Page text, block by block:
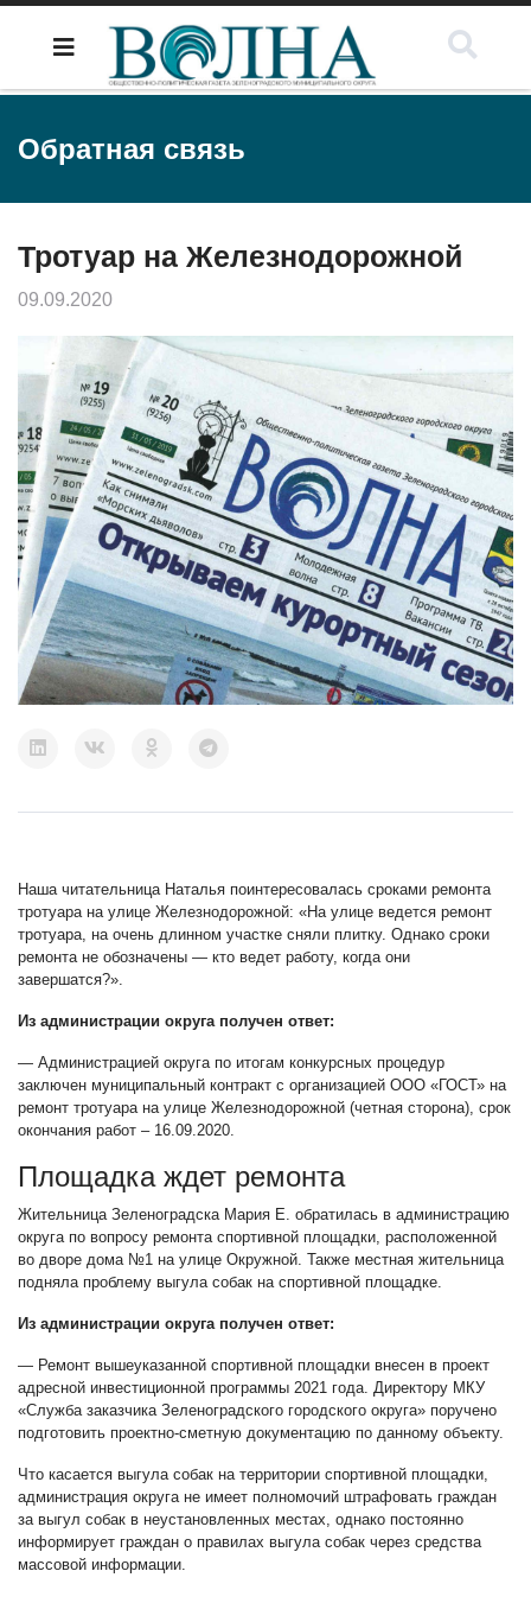
Обратная связь
Тротуар на Железнодорожной
09.09.2020
Наша читательница Наталья поинтересовалась сроками ремонта
тротуара на улице Железнодорожной: «На улице ведется ремонт
тротуара, на очень длинном участке сняли плитку. Однако сроки
ремонта не обозначены — кто ведет работу, когда они
завершатся?».
Из администрации округа получен ответ:
— Администрацией округа по итогам конкурсных процедур
заключен муниципальный контракт с организацией ООО «ГОСТ» на
ремонт тротуара на улице Железнодорожной (четная сторона), срок
окончания работ – 16.09.2020.
Площадка ждет ремонта
Жительница Зеленоградска Мария Е. обратилась в администрацию
округа по вопросу ремонта спортивной площадки, расположенной
во дворе дома №1 на улице Окружной. Также местная жительница
подняла проблему выгула собак на спортивной площадке.
Из администрации округа получен ответ:
— Ремонт вышеуказанной спортивной площадки внесен в проект
адресной инвестиционной программы 2021 года. Директору МКУ
«Служба заказчика Зеленоградского городского округа» поручено
подготовить проектно-сметную документацию по данному объекту.
Что касается выгула собак на территории спортивной площадки,
администрация округа не имеет полномочий штрафовать граждан
за выгул собак в неустановленных местах, однако постоянно
информирует граждан о правилах выгула собак через средства
массовой информации.